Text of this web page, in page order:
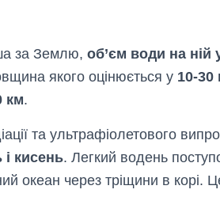
за Землю, об’єм води на ній
якого оцінюється у 10-30
км.
та ультрафіолетового
кисень. Легкий водень
океан через тріщини в корі.